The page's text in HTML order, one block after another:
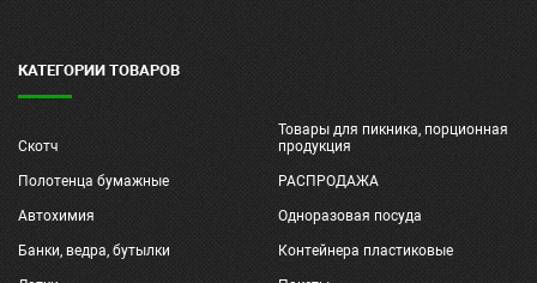
КАТЕГОРИИ ТОВАРОВ
Скотч
Товары для пикника, порционная
продукция
Полотенца бумажные РАСПРОДАЖА
Автохимия Одноразовая посуда
Банки, ведра, бутылки Контейнера пластиковые